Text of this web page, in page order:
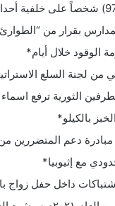
بقرار من
الوقود خلال أيام*
من لجنة السلع
الثورية ترفع
بالكيلو*
دعم المتضررين
مع إثيوبيا*